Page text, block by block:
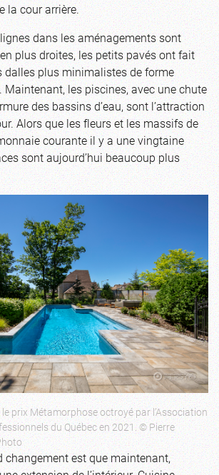
la cour arrière.
dans les aménagements sont
plus droites, les petits pavés ont fait
dalles plus minimalistes de forme
Maintenant, les piscines, avec une chute
des bassins d’eau, sont l’attraction
Alors que les fleurs et les massifs de
courante il y a une vingtaine
sont aujourd’hui beaucoup plus
prix Métamorphose octroyé par l’Association
du Québec en 2021. © Pierre
changement est que maintenant,